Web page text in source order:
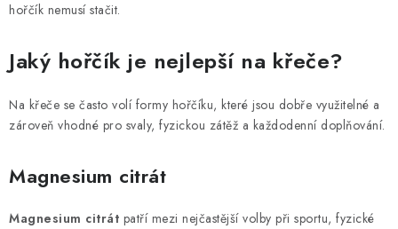
hořčík nemusí stačit.
Jaký hořčík je nejlepší na křeče?
Na křeče se často volí formy hořčíku, které jsou dobře využitelné a
zároveň vhodné pro svaly, fyzickou zátěž a každodenní doplňování.
Magnesium citrát
Magnesium citrát patří mezi nejčastější volby při sportu, fyzické